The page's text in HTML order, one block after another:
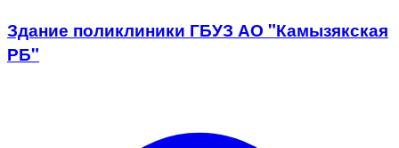
Здание поликлиники ГБУЗ АО "Камызякская
РБ"